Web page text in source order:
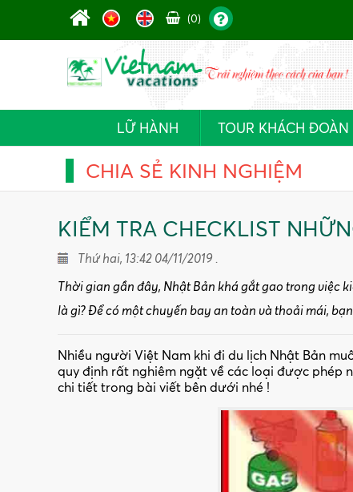
(0)
LỮ HÀNH TOUR KHÁCH ĐOÀN
CHIA SẺ KINH NGHIỆM
KIỂM TRA CHECKLIST
Thứ hai, 13:42 04/11/2019 .
Thời gian gần đây, Nhật Bản khá gắt gao trong việc
là gì? Để có một chuyến bay an toàn và thoải mái,
Nhiều người Việt Nam khi đi du lịch Nhật Bản
quy định rất nghiêm ngặt về các loại được phép
chi tiết trong bài viết bên dưới nhé !